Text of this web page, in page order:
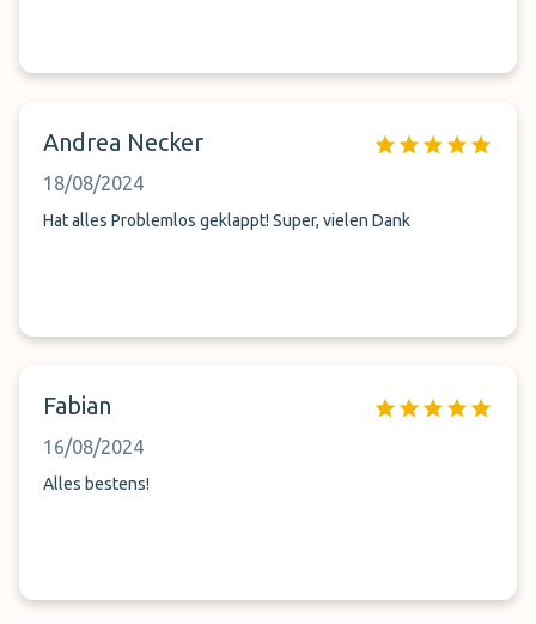
Andrea Necker
18/08/2024
Hat alles Problemlos geklappt! Super, vielen Dank
Fabian
16/08/2024
Alles bestens!